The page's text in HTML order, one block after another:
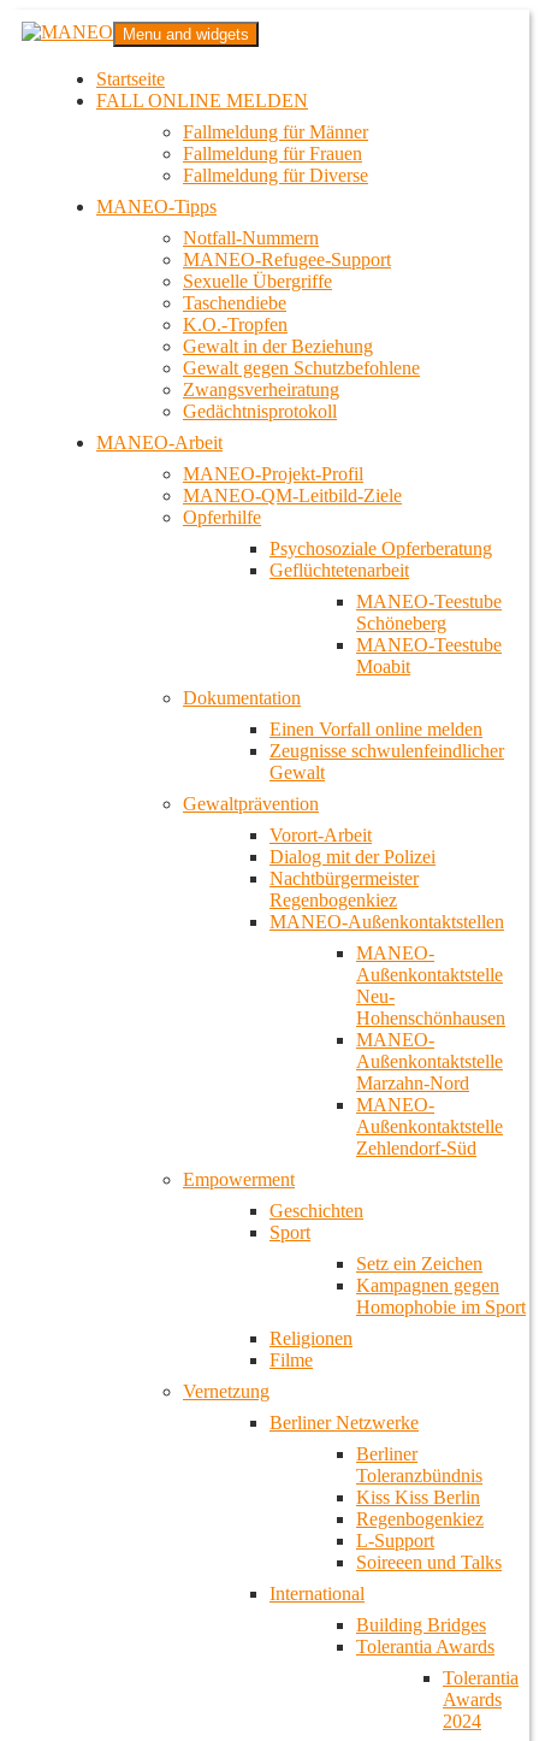
Zum
InhaltMANEO
Das schwule Anti-Gewalt-Projekt in Berlin
Menu and widgets
Startseite
FALL ONLINE MELDEN
Fallmeldung für Männer
Fallmeldung für Frauen
Fallmeldung für Diverse
MANEO-Tipps
Notfall-Nummern
MANEO-Refugee-Support
Sexuelle Übergriffe
Taschendiebe
K.O.-Tropfen
Gewalt in der Beziehung
Gewalt gegen Schutzbefohlene
Zwangsverheiratung
Gedächtnisprotokoll
MANEO-Arbeit
MANEO-Projekt-Profil
MANEO-QM-Leitbild-Ziele
Opferhilfe
Psychosoziale Opferberatung
Geflüchtetenarbeit
MANEO-Teestube
Schöneberg
MANEO-Teestube
Moabit
Dokumentation
Einen Vorfall online melden
Zeugnisse schwulenfeindlicher
Gewalt
Gewaltprävention
Vorort-Arbeit
Dialog mit der Polizei
Nachtbürgermeister
Regenbogenkiez
MANEO-Außenkontaktstellen
MANEO-
Außenkontaktstelle
Neu-
Hohenschönhausen
MANEO-
Außenkontaktstelle
Marzahn-Nord
MANEO-
Außenkontaktstelle
Zehlendorf-Süd
Empowerment
Geschichten
Sport
Setz ein Zeichen
Kampagnen gegen
Homophobie im Sport
Religionen
Filme
Vernetzung
Berliner Netzwerke
Berliner
Toleranzbündnis
Kiss Kiss Berlin
Regenbogenkiez
L-Support
Soireeen und Talks
International
Building Bridges
Tolerantia Awards
Tolerantia
Awards
2024